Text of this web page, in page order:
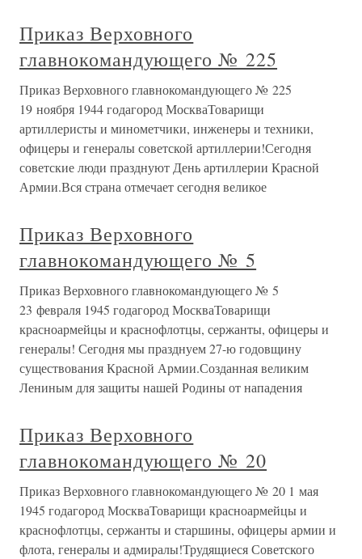
Приказ Верховного
главнокомандующего № 225
Приказ Верховного главнокомандующего № 225
19 ноября 1944 годагород МоскваТоварищи
артиллеристы и минометчики, инженеры и техники,
офицеры и генералы советской артиллерии!Сегодня
советские люди празднуют День артиллерии Красной
Армии.Вся страна отмечает сегодня великое
Приказ Верховного
главнокомандующего № 5
Приказ Верховного главнокомандующего № 5
23 февраля 1945 годагород МоскваТоварищи
красноармейцы и краснофлотцы, сержанты, офицеры и
генералы! Сегодня мы празднуем 27-ю годовщину
существования Красной Армии.Созданная великим
Лениным для защиты нашей Родины от нападения
Приказ Верховного
главнокомандующего № 20
Приказ Верховного главнокомандующего № 20 1 мая
1945 годагород МоскваТоварищи красноармейцы и
краснофлотцы, сержанты и старшины, офицеры армии и
флота, генералы и адмиралы!Трудящиеся Советского